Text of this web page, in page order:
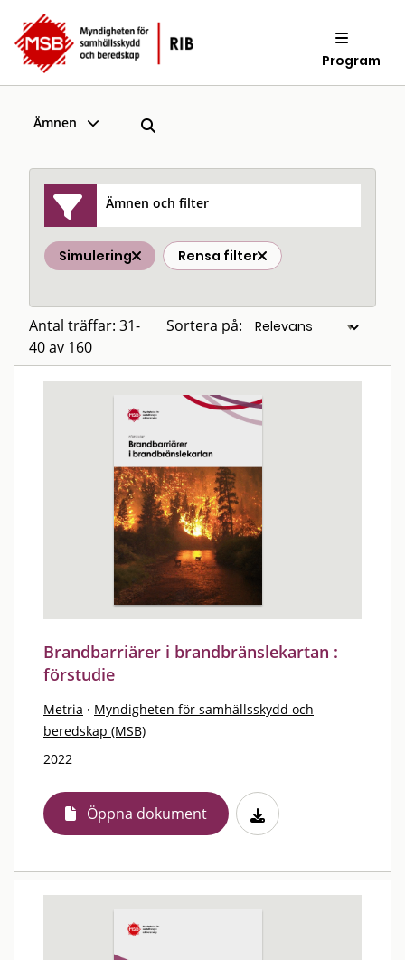
Program
Ämnen
Ämnen och filter
Simulering Rensa filter
Antal träffar: 31-
40 av 160
Sortera på:
Brandbarriärer i brandbränslekartan :
förstudie
Metria · Myndigheten för samhällsskydd och
beredskap (MSB)
2022
Öppna dokument